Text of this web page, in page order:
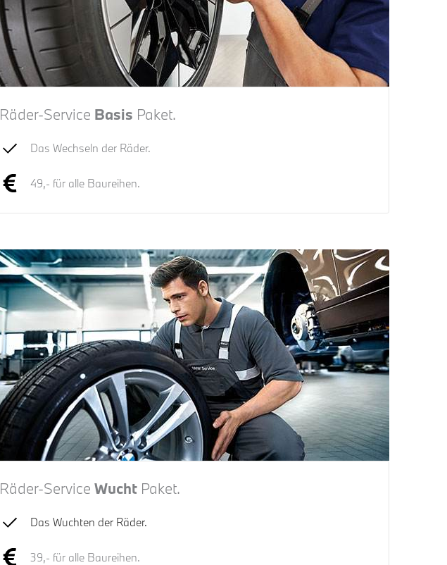
Räder-Service Basis Paket.
Das Wechseln der Räder.
49,- für alle Baureihen.
Räder-Service Wucht Paket.
Das Wuchten der Räder.
39,- für alle Baureihen.